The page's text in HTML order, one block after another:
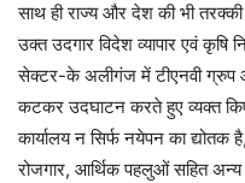
साथ ही राज्य और देश की भी
उक्त उदगार विदेश व्यापार एवं कृषि
सेक्टर-के अलीगंज में टीएनवी ग्रुप
कटकर उदघाटन करते हुए व्यक्त
कार्यालय न सिर्फ नयेपन का द्योतक
रोजगार, आर्थिक पहलुओं सहित अन्य